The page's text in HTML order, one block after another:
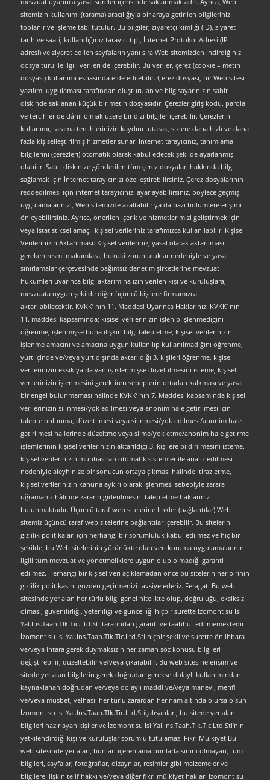
sitemizin kullanımı (tarama) aracılığıyla bir araya getirilen bilgileriniz
toplanır ve işleme tabi tutulur. Bu bilgiler, ziyaretçi kimliği (ID), ziyaret
tarih ve saati, kullandığınız tarayıcı tipi, İnternet Protokol Adresi (IP
adresi) ve ziyaret edilen sayfaların yanı sıra Web sitemizden indirdiğiniz
dosya türü ile ilgili verileri de içerebilir. Bu veriler, çerez (cookie – metin
dosyası) kullanımı esnasında elde edilebilir. Çerez dosyası, bir Web sitesi
yazılımı uygulaması tarafından oluşturulan ve bilgisayarınızın sabit
diskinde saklanan küçük bir metin dosyasıdır. Çerezler giriş kodu, parola
ve tercihler de dâhil olmak üzere bir dizi bilgiler içerebilir. Çerezlerin
kullanımı, tarama tercihlerinizin kaydını tutarak, sizlere daha hızlı ve daha
fazla kişiselleştirilmiş hizmetler sunar. İnternet tarayıcınız, tanımlama
bilgilerini (çerezleri) otomatik olarak kabul edecek şekilde ayarlanmış
olabilir. Sabit diskinize gönderilen tüm çerez dosyaları hakkında bilgi
sağlamak için İnternet tarayıcınızı özelleştirebilirsiniz. Çerez dosyalarının
reddedilmesi için internet tarayıcınızı ayarlayabilirsiniz, böylece geçmiş
uygulamalarınızı, Web sitemizde azaltabilir ya da bazı bölümlere erişimi
önleyebilirsiniz. Ayrıca, önerilen içerik ve hizmetlerimizi geliştirmek için
veya istatistiksel amaçlı kişisel verileriniz tarafımızca kullanılabilir. Kişisel
Verilerinizin Aktarılması: Kişisel verileriniz, yasal olarak aktarılması
gereken resmi makamlara, hukuki zorunluluklar nedeniyle ve yasal
sınırlamalar çerçevesinde bağımsız denetim şirketlerine mevzuat
hükümleri uyarınca bilgi aktarımına izin verilen kişi ve kuruluşlara,
mevzuata uygun şekilde diğer üçüncü kişilere firmamızca
aktarılabilecektir. KVKK’ nın 11. Maddesi Uyarınca Haklarınız: KVKK’ nın
11. maddesi kapsamında; kişisel verilerinizin işlenip işlenmediğini
öğrenme, işlenmişse buna ilişkin bilgi talep etme, kişisel verilerinizin
işlenme amacını ve amacına uygun kullanılıp kullanılmadığını öğrenme,
yurt içinde ve/veya yurt dışında aktarıldığı 3. kişileri öğrenme, kişisel
verilerinizin eksik ya da yanlış işlenmişse düzeltilmesini isteme, kişisel
verilerinizin işlenmesini gerektiren sebeplerin ortadan kalkması ve yasal
bir engel bulunmaması halinde KVKK’ nın 7. Maddesi kapsamında kişisel
verilerinizin silinmesi/yok edilmesi veya anonim hale getirilmesi için
talepte bulunma, düzeltilmesi veya silinmesi/yok edilmesi/anonim hale
getirilmesi hallerinde düzeltme veya silme/yok etme/anonim hale getirme
işlemlerinin kişisel verilerinizin aktarıldığı 3. kişilere bildirilmesini isteme,
kişisel verilerinizin münhasıran otomatik sistemler ile analiz edilmesi
nedeniyle aleyhinize bir sonucun ortaya çıkması halinde itiraz etme,
kişisel verilerinizin kanuna aykırı olarak işlenmesi sebebiyle zarara
uğramanız hâlinde zararın giderilmesini talep etme haklarınız
bulunmaktadır. Üçüncü taraf web sitelerine linkler (bağlantılar) Web
sitemiz üçüncü taraf web sitelerine bağlantılar içerebilir. Bu sitelerin
gizlilik politikaları için herhangi bir sorumluluk kabul edilmez ve hiç bir
şekilde, bu Web sitelerinin yürürlükte olan veri koruma uygulamalarının
ilgili tüm mevzuat ve yönetmeliklere uygun olup olmadığı garanti
edilmez. Herhangi bir kişisel veri açıklamadan önce bu sitelerin her birinin
gizlilik politikasını gözden geçirmenizi tavsiye ederiz. Feragat: Bu web
sitesinde yer alan her türlü bilgi genel nitelikte olup, doğruluğu, eksiksiz
olması, güvenilirliği, yeterliliği ve güncelliği hiçbir surette İzomont su Isi
Yal.Ins.Taah.Tlk.Tic.Ltd.Sti tarafından garanti ve taahhüt edilmemektedir.
İzomont su Isi Yal.Ins.Taah.Tlk.Tic.Ltd.Sti hiçbir şekil ve surette ön ihbara
ve/veya ihtara gerek duymaksızın her zaman söz konusu bilgileri
değiştirebilir, düzeltebilir ve/veya çıkarabilir. Bu web sitesine erişim ve
sitede yer alan bilgilerin gerek doğrudan gerekse dolaylı kullanımından
kaynaklanan doğrudan ve/veya dolaylı maddi ve/veya manevi, menfi
ve/veya müsbet, velhasıl her türlü zarardan her nam altında olursa olsun
İzomont su Isi Yal.Ins.Taah.Tlk.Tic.Ltd.Stiçalışanları, bu sitede yer alan
bilgileri hazırlayan kişiler ve İzomont su Isi Yal.Ins.Taah.Tlk.Tic.Ltd.Sti’nin
yetkilendirdiği kişi ve kuruluşlar sorumlu tutulamaz. Fikri Mülkiyet Bu
web sitesinde yer alan, bunları içeren ama bunlarla sınırlı olmayan, tüm
bilgileri, sayfalar, fotoğraflar, dizaynlar, resimler gibi malzemeler ve
bilgilere ilişkin telif hakkı ve/veya diğer fikri mülkiyet hakları İzomont su